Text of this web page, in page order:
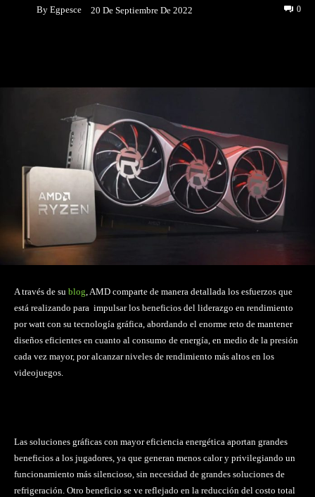
By Egpesce 20 De Septiembre De 2022 0
A través de su blog, AMD comparte de manera detallada los esfuerzos que
está realizando para impulsar los beneficios del liderazgo en rendimiento
por watt con su tecnología gráfica, abordando el enorme reto de mantener
diseños eficientes en cuanto al consumo de energía, en medio de la presión
cada vez mayor, por alcanzar niveles de rendimiento más altos en los
videojuegos.
Las soluciones gráficas con mayor eficiencia energética aportan grandes
beneficios a los jugadores, ya que generan menos calor y privilegiando un
funcionamiento más silencioso, sin necesidad de grandes soluciones de
refrigeración. Otro beneficio se ve reflejado en la reducción del costo total